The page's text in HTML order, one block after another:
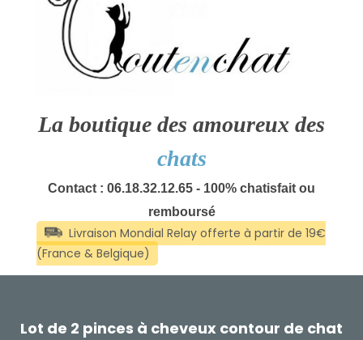
La boutique des amoureux des
chats
Contact : 06.18.32.12.65 - 100% chatisfait ou
remboursé
Lot de 2 pinces à cheveux contour de chat